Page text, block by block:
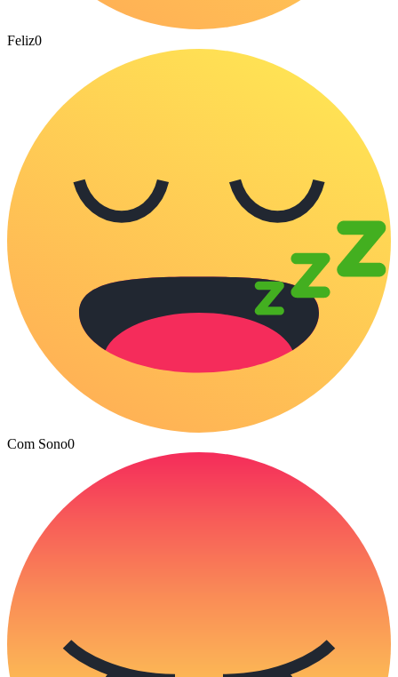
Feliz0
Com Sono0